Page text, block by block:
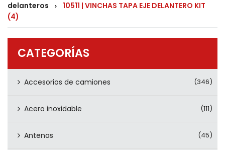
QUIENES SOMOS
PRODUCTOS
CONTÁCTENOS
delanteros
>
10511 | VINCHAS TAPA EJE DELANTERO KIT
(4)
CATEGORÍAS
Accesorios de camiones (346)
Acero inoxidable (111)
Antenas (45)